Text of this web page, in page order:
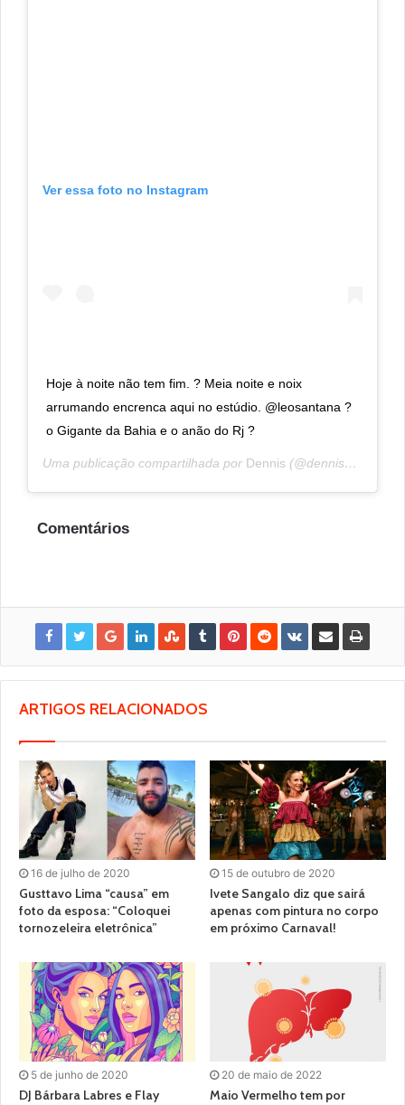
Ver essa foto no Instagram
Hoje à noite não tem fim. ? Meia noite e noix
arrumando encrenca aqui no estúdio. @leosantana ?
o Gigante da Bahia e o anão do Rj ?
Uma publicação compartilhada por Dennis (@dennisdjoficial) em
Comentários
ARTIGOS RELACIONADOS
16 de julho de 2020
Gusttavo Lima “causa” em
foto da esposa: “Coloquei
tornozeleira eletrônica”
15 de outubro de 2020
Ivete Sangalo diz que sairá
apenas com pintura no corpo
em próximo Carnaval!
5 de junho de 2020
DJ Bárbara Labres e Flay
20 de maio de 2022
Maio Vermelho tem por